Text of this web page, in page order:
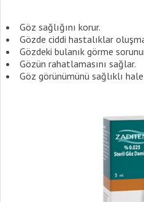
Göz sağlığını korur.
Gözde ciddi hastalıklar
Gözdeki bulanık görme
Gözün rahatlamasını sağlar.
Göz görünümünü sağlıklı